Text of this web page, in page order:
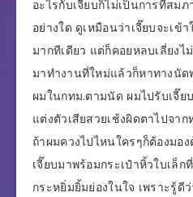
อะไรกับเจี๊ยบก็ไม่เป็นการที่สม
อย่างใด ดูเหมือนว่าเจี๊ยบจะเข้
มากทีเดียว แต่ก็คอยหลบเลี่ยงไ
มาทำงานที่ใหม่แล้วก็หาทางนัด
ผมในกทม.ตามนัด ผมไปรับเจี๊
แต่งตัวเสียสวยเช้งผิดตาไปจา
ถ้าผมควงไปไหนใครๆก็ต้องมอ
เจี๊ยบมาพร้อมกระเป๋าหิ้วใบเล็ก
กระหยิ่มยิ้มย่องในใจ เพราะรู้